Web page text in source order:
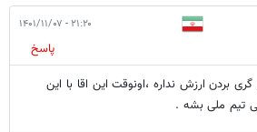
۲۱:۲۰ - ۱۴۰۱/۱۱/۰۷
پاسخ
بردن ارزش نداره ،اونوقت این اقا با این
تیم ملی بشه .